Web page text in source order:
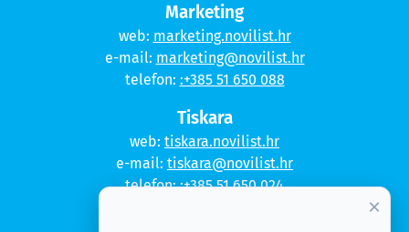
Marketing
web: marketing.novilist.hr
e-mail: marketing@novilist.hr
telefon: :+385 51 650 088
Tiskara
web: tiskara.novilist.hr
e-mail: tiskara@novilist.hr
telefon::+385 51 650 024
×